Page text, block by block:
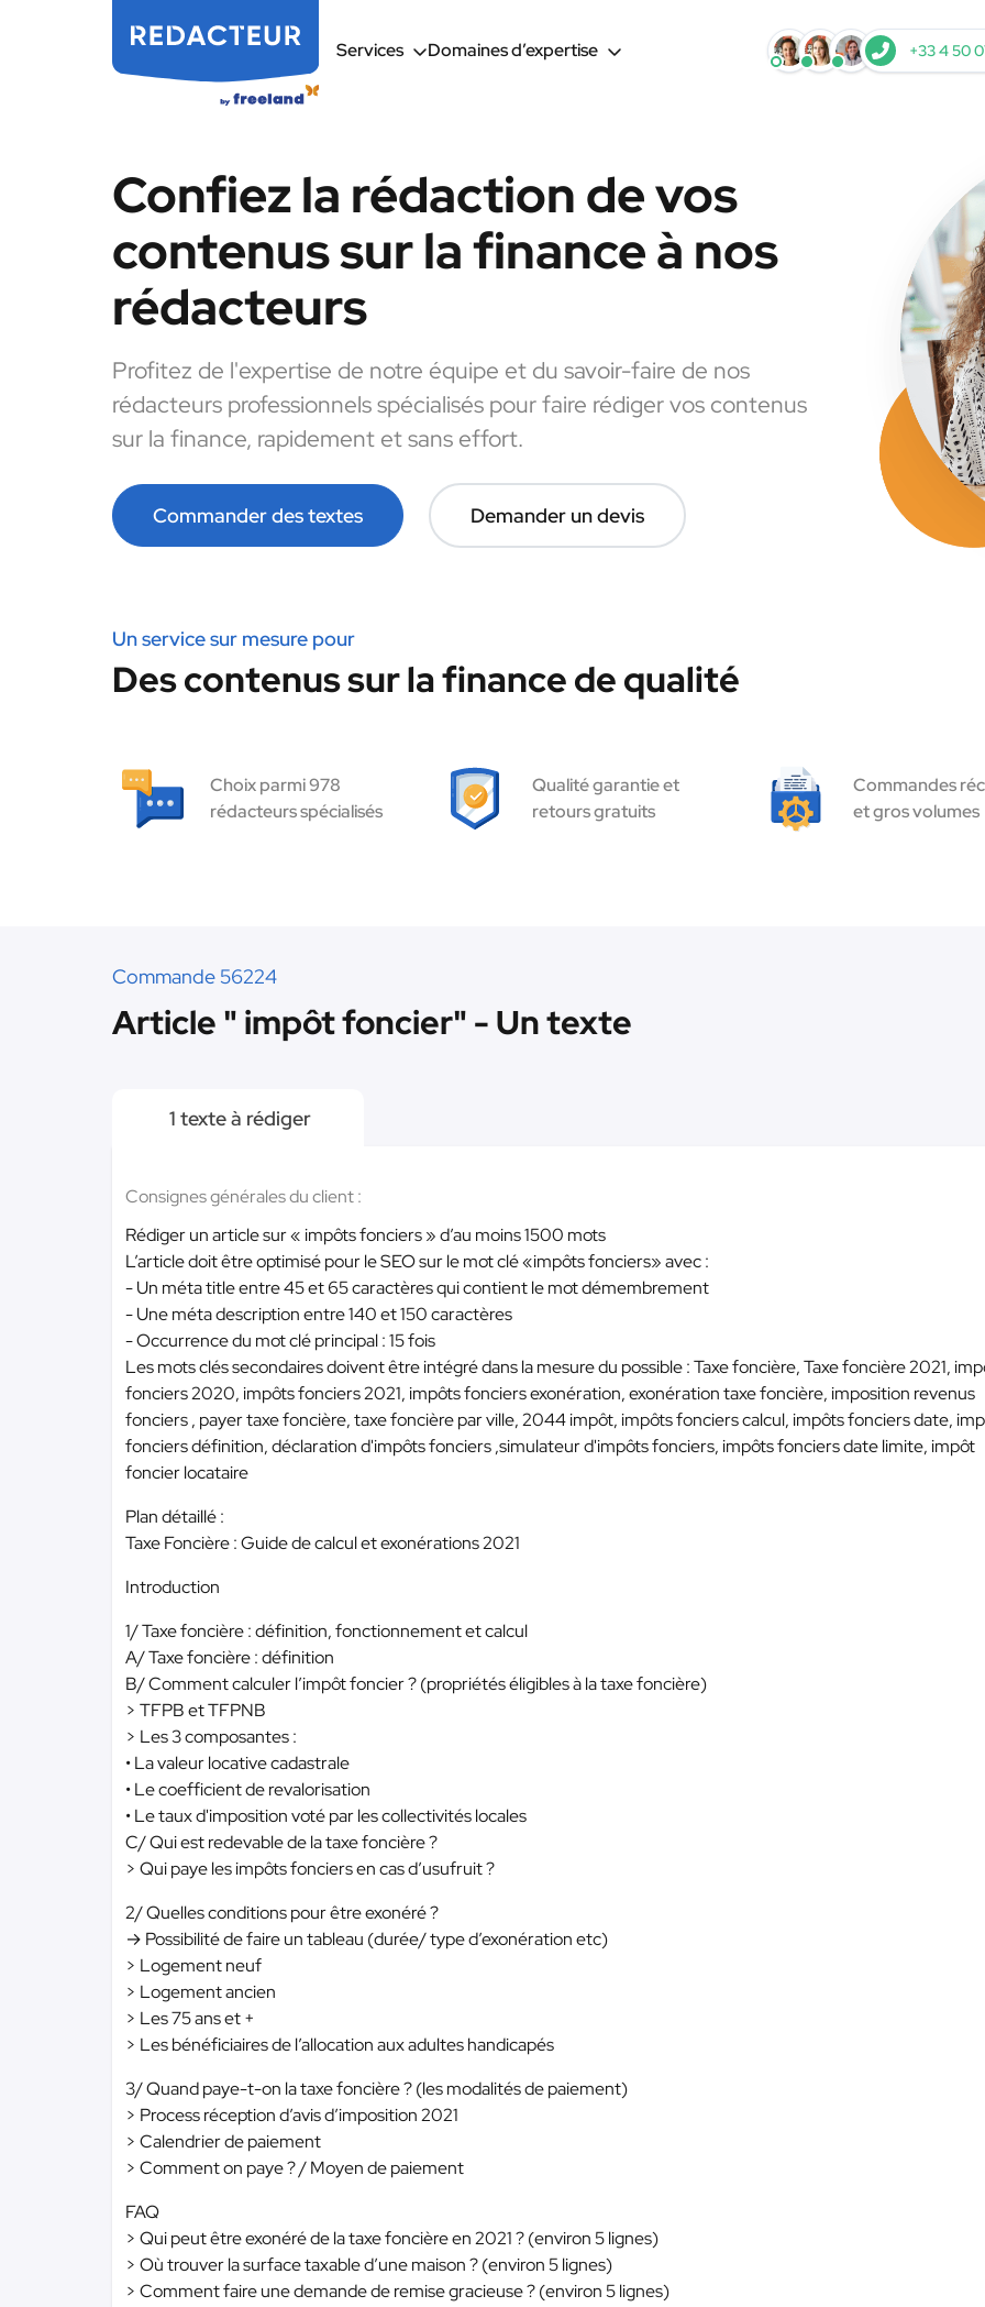
Services Domaines d’expertise +33 4 50
Confiez la rédaction de vos
contenus sur la finance à nos
rédacteurs
Profitez de l'expertise de notre équipe et du savoir-faire de nos
rédacteurs professionnels spécialisés pour faire rédiger vos contenus
sur la finance, rapidement et sans effort.
Commander des textes Demander un devis
Un service sur mesure pour
Des contenus sur la finance de qualité
Choix parmi 978
rédacteurs spécialisés
Qualité garantie et
retours gratuits
Commandes
et gros volumes
Commande 56224
Article " impôt foncier" - Un texte
1 texte à rédiger
Consignes générales du client :
Rédiger un article sur « impôts fonciers » d’au moins 1500 mots
L’article doit être optimisé pour le SEO sur le mot clé «impôts fonciers» avec :
- Un méta title entre 45 et 65 caractères qui contient le mot démembrement
- Une méta description entre 140 et 150 caractères
- Occurrence du mot clé principal : 15 fois
Les mots clés secondaires doivent être intégré dans la mesure du possible : Taxe foncière, Taxe foncière 2021,
fonciers 2020, impôts fonciers 2021, impôts fonciers exonération, exonération taxe foncière, imposition revenus
fonciers , payer taxe foncière, taxe foncière par ville, 2044 impôt, impôts fonciers calcul, impôts fonciers date,
fonciers définition, déclaration d'impôts fonciers ,simulateur d'impôts fonciers, impôts fonciers date limite, impôt
foncier locataire
Plan détaillé :
Taxe Foncière : Guide de calcul et exonérations 2021
Introduction
1/ Taxe foncière : définition, fonctionnement et calcul
A/ Taxe foncière : définition
B/ Comment calculer l’impôt foncier ? (propriétés éligibles à la taxe foncière)
> TFPB et TFPNB
> Les 3 composantes :
• La valeur locative cadastrale
• Le coefficient de revalorisation
• Le taux d'imposition voté par les collectivités locales
C/ Qui est redevable de la taxe foncière ?
> Qui paye les impôts fonciers en cas d’usufruit ?
2/ Quelles conditions pour être exonéré ?
→ Possibilité de faire un tableau (durée/ type d’exonération etc)
> Logement neuf
> Logement ancien
> Les 75 ans et +
> Les bénéficiaires de l’allocation aux adultes handicapés
3/ Quand paye-t-on la taxe foncière ? (les modalités de paiement)
> Process réception d’avis d’imposition 2021
> Calendrier de paiement
> Comment on paye ? / Moyen de paiement
FAQ
> Qui peut être exonéré de la taxe foncière en 2021 ? (environ 5 lignes)
> Où trouver la surface taxable d’une maison ? (environ 5 lignes)
> Comment faire une demande de remise gracieuse ? (environ 5 lignes)